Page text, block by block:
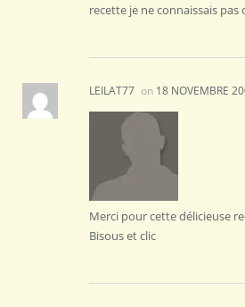
recette je ne connaissais pas
LEILAT77 on 18 NOVEMBRE
Merci pour cette délicieuse
Bisous et clic